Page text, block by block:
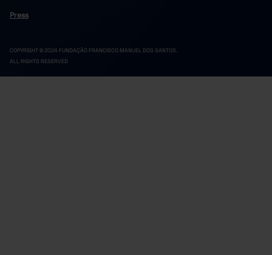
Press
COPYRIGHT © 2024 FUNDAÇÃO FRANCISCO MANUEL DOS SANTOS.
ALL RIGHTS RESERVED